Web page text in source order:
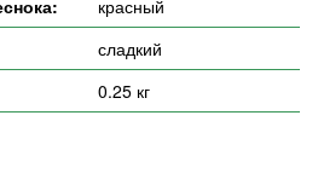
красный
сладкий
0.25 кг